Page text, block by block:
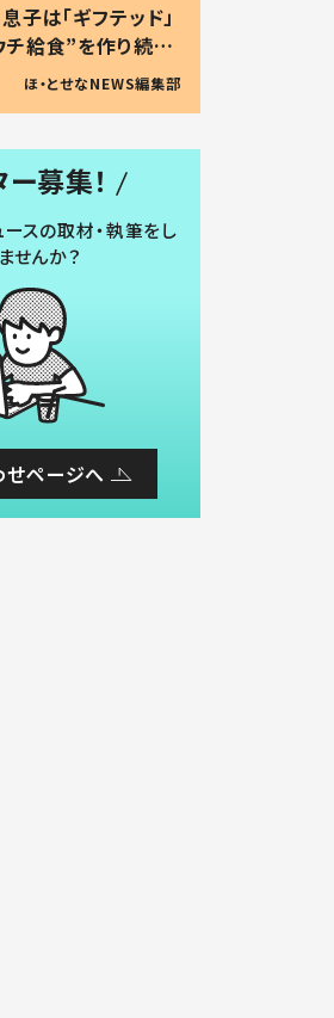
子は「ギフテッド」
給食”を作り続け
の親 #令和の子
ほ・とせなNEWS編集部
募集！
スの取材・執筆をし
せんか？
ページへ